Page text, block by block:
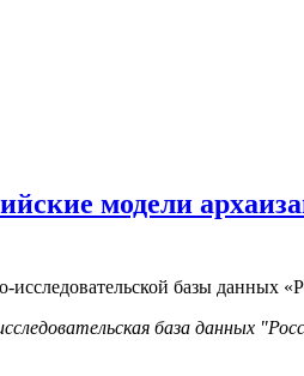
модели
исследовательской базы
база данных